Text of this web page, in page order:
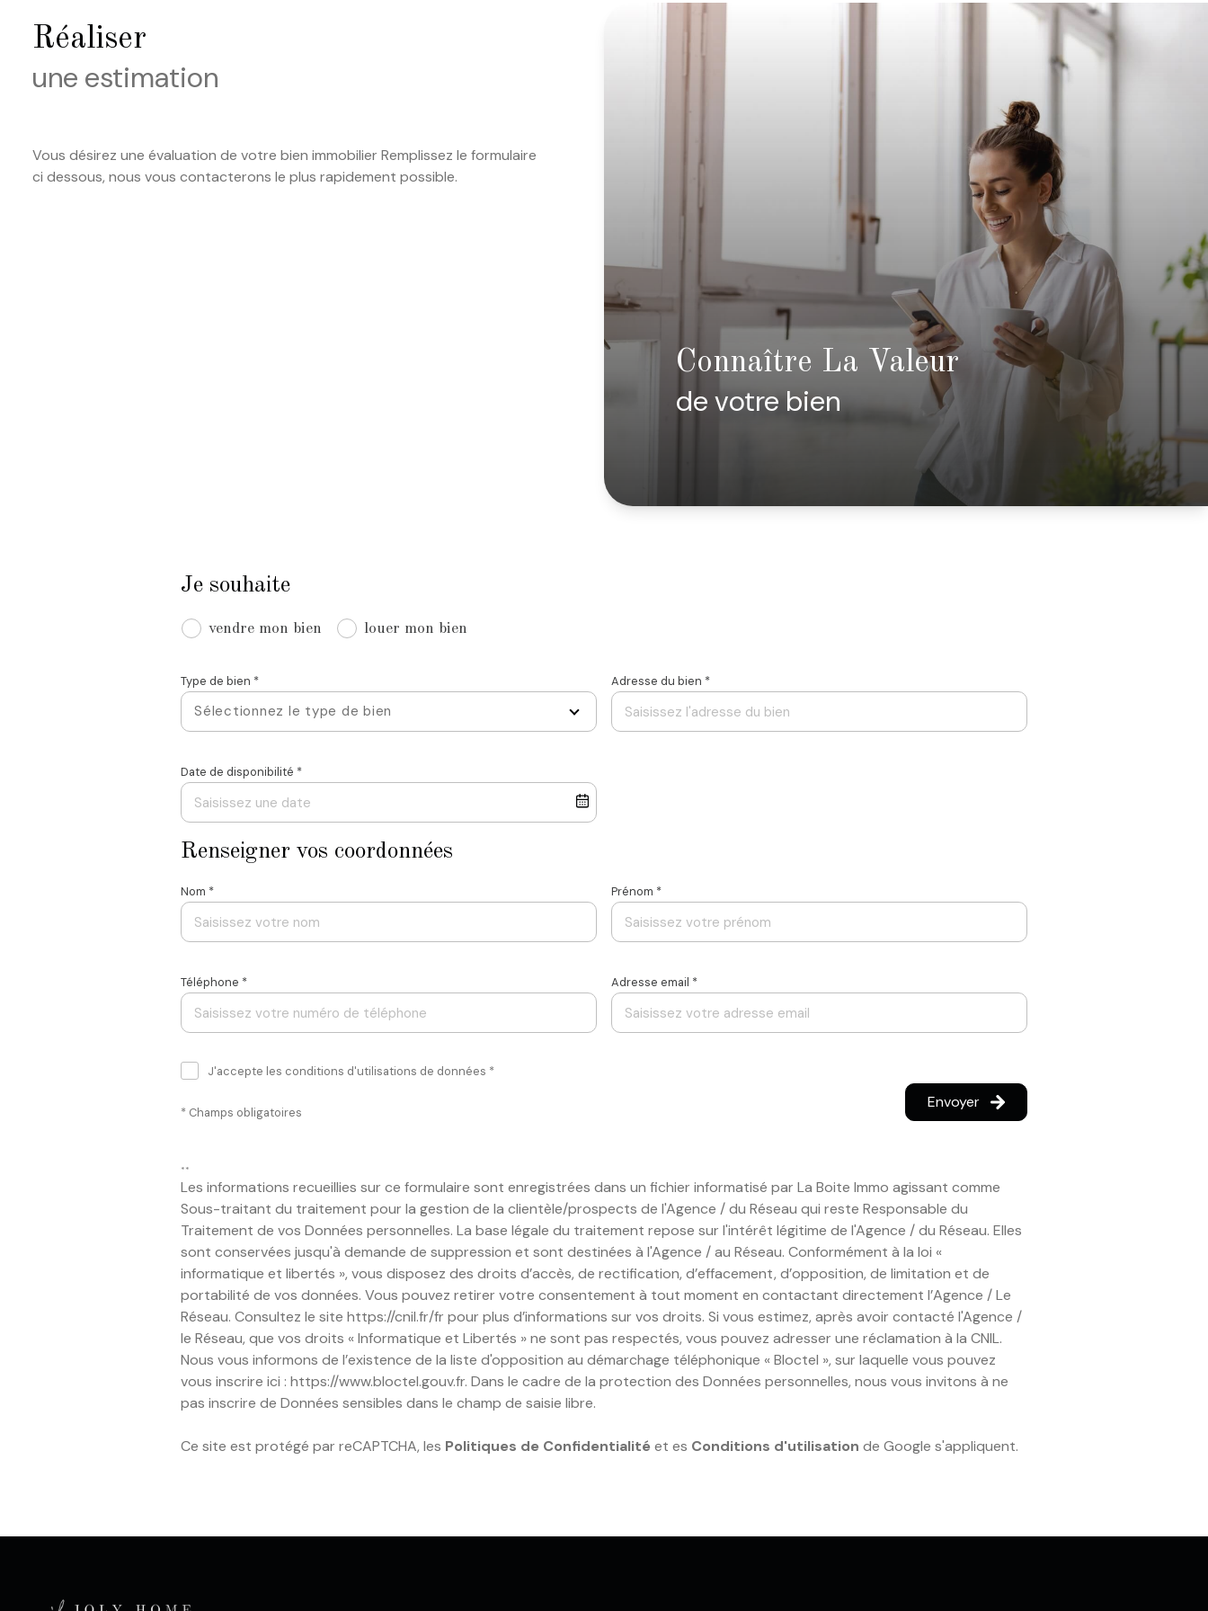
VENTES
Connaître La Valeur
de votre bien
Réaliser
une estimation
Vous désirez une évaluation de votre bien immobilier Remplissez le formulaire
ci dessous, nous vous contacterons le plus rapidement possible.
Je souhaite
vendre mon bien louer mon bien
Type de bien *
Sélectionnez le type de bien
Adresse du bien *
Date de disponibilité *
Renseigner vos coordonnées
Nom * Prénom *
Téléphone * Adresse email *
J'accepte les conditions d'utilisations de données *
* Champs obligatoires
Envoyer
**
Les informations recueillies sur ce formulaire sont enregistrées dans un fichier informatisé par La Boite Immo agissant comme
Sous-traitant du traitement pour la gestion de la clientèle/prospects de l'Agence / du Réseau qui reste Responsable du
Traitement de vos Données personnelles. La base légale du traitement repose sur l'intérêt légitime de l'Agence / du Réseau. Elles
sont conservées jusqu'à demande de suppression et sont destinées à l'Agence / au Réseau. Conformément à la loi «
informatique et libertés », vous disposez des droits d’accès, de rectification, d’effacement, d’opposition, de limitation et de
portabilité de vos données. Vous pouvez retirer votre consentement à tout moment en contactant directement l’Agence / Le
Réseau. Consultez le site https://cnil.fr/fr pour plus d’informations sur vos droits. Si vous estimez, après avoir contacté l'Agence /
le Réseau, que vos droits « Informatique et Libertés » ne sont pas respectés, vous pouvez adresser une réclamation à la CNIL.
Nous vous informons de l’existence de la liste d'opposition au démarchage téléphonique « Bloctel », sur laquelle vous pouvez
vous inscrire ici : https://www.bloctel.gouv.fr. Dans le cadre de la protection des Données personnelles, nous vous invitons à ne
pas inscrire de Données sensibles dans le champ de saisie libre.
Ce site est protégé par reCAPTCHA, les Politiques de Confidentialité et es Conditions d'utilisation de Google s'appliquent.